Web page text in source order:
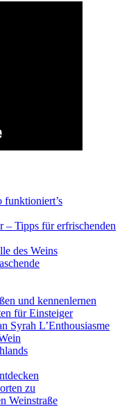
funktioniert’s
– Tipps für erfrischenden
des Weins
und kennenlernen
für Einsteiger
Syrah L’Enthousiasme
zu
Weinstraße